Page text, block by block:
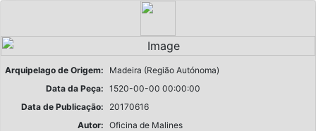
Arquipelago de Origem:
Madeira (Região Autónoma)
Data da Peça: 1520-00-00 00:00:00
Data de Publicação:
20170616
Autor: Oficina de Malines